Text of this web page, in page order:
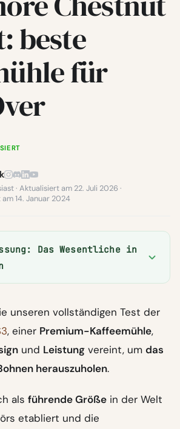
beste
für
· Aktualisiert am 22. Juli 2026 ·
14. Januar 2024
Das Wesentliche in
unseren vollständigen Test der
, einer Premium-Kaffeemühle,
und Leistung vereint, um das
herauszuholen.
als führende Größe in der Welt
etabliert und die